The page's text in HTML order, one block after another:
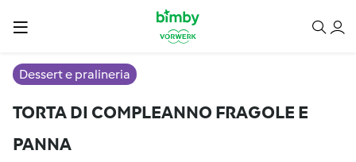
Dessert e pralineria
TORTA DI COMPLEANNO FRAGOLE E
PANNA